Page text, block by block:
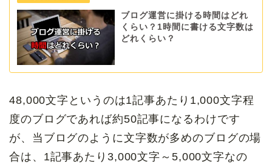
ブログ運営に掛ける時間はどれ
くらい？1時間に書ける文字数は
どれくらい？
48,000文字というのは1記事あたり1,000文字程
度のブログであれば約50記事になるわけです
が、当ブログのように文字数が多めのブログの場
合は、1記事あたり3,000文字～5,000文字なの